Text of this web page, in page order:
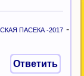
ПАСЕКА -2017 -
Ответить